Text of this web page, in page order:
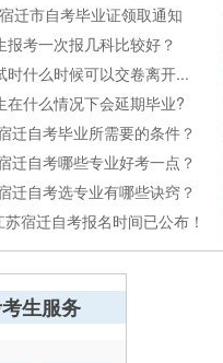
迁市自考毕业证领取通知
报考一次报几科比较好？
时什么时候可以交卷离开...
在什么情况下会延期毕业?
迁自考毕业所需要的条件？
迁自考哪些专业好考一点？
迁自考选专业有哪些诀窍？
宿迁自考报名时间已公布！
生服务